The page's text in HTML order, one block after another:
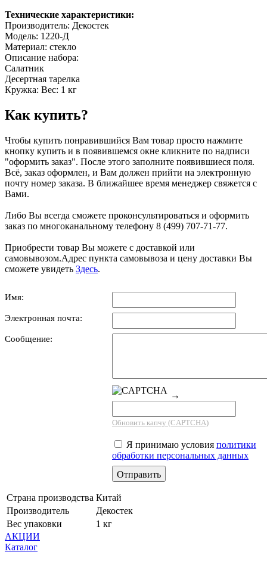
Технические характеристики:
Производитель: Декостек
Модель: 1220-Д
Материал: стекло
Описание набора:
Салатник
Десертная тарелка
Кружка: Вес: 1 кг
Как купить?
Чтобы купить понравившийся Вам товар просто нажмите
кнопку купить и в появившемся окне кликните по надписи
"оформить заказ". После этого заполните появившиеся поля.
Всё, заказ оформлен, и Вам должен прийти на электронную
почту номер заказа. В ближайшее время менеджер свяжется с
Вами.
Либо Вы всегда сможете проконсультироваться и оформить
заказ по многоканальному телефону 8 (499) 707-71-77.
Приобрести товар Вы можете с доставкой или
самовывозом.Адрес пункта самовывоза и цену доставки Вы
сможете увидеть Здесь.
Имя:
Электронная почта:
Сообщение:
→
Обновить капчу (CAPTCHA)
Я принимаю условия политики
обработки персональных данных
Страна производства Китай
Производитель
Декостек
Вес упаковки
1 кг
АКЦИИ
Каталог